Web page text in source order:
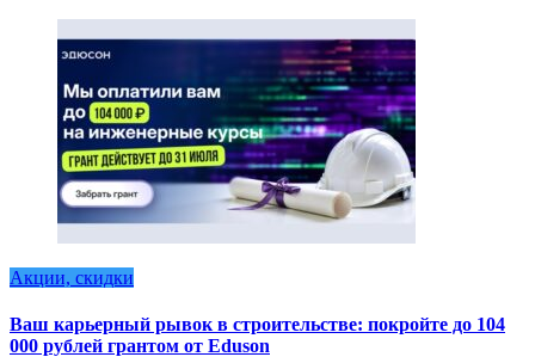
Акции, скидки
Ваш карьерный рывок в строительстве: покройте до 104
000 рублей грантом от Eduson